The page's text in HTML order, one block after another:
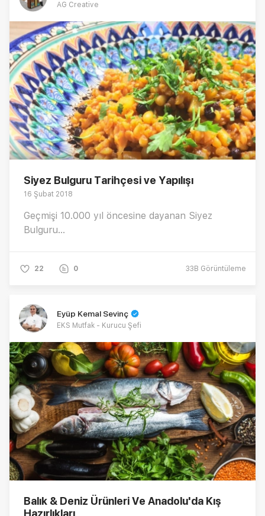
AG Creative
Siyez Bulguru Tarihçesi ve Yapılışı
16 Şubat 2018
Geçmişi 10.000 yıl öncesine dayanan Siyez
Bulguru...
22 0 33B Görüntüleme
Eyüp Kemal Sevinç
EKS Mutfak - Kurucu Şefi
Balık & Deniz Ürünleri Ve Anadolu'da Kış
Hazırlıkları